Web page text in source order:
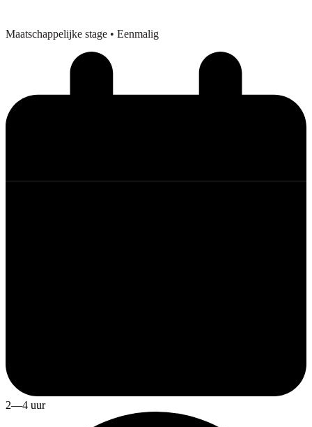
Maatschappelijke stage • Eenmalig
2—4 uur